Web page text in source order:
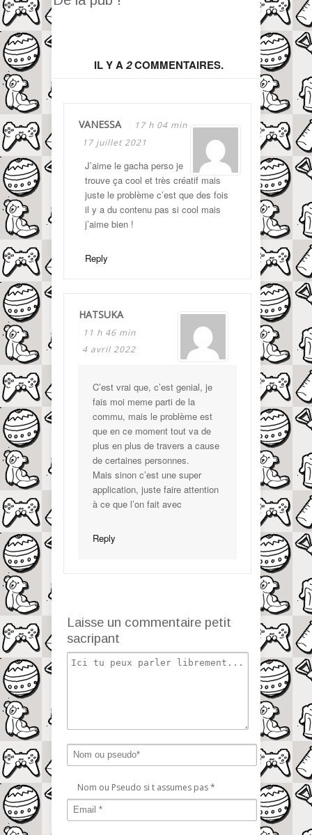
IL Y A2COMMENTAIRES.
VANESSA
17 h 04 min
17 juillet 2021
J’aime le gacha perso je
trouve ça cool et très créatif mais
juste le problème c’est que des fois
il y a du contenu pas si cool mais
j’aime bien !
Reply
HATSUKA
11 h 46 min
4 avril 2022
C’est vrai que, c’est genial, je
fais moi meme parti de la
commu, mais le problème est
que en ce moment tout va de
plus en plus de travers a cause
de certaines personnes.
Mais sinon c’est une super
application, juste faire attention
à ce que l’on fait avec
Reply
Laisse un commentaire petit
sacripant
Nom ou Pseudo si t assumes pas*